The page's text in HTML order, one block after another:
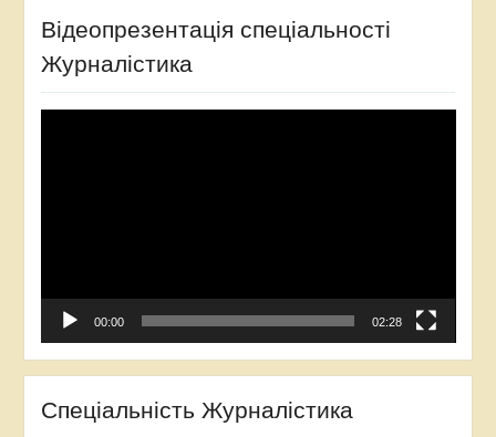
Відеопрезентація спеціальності
Журналістика
00:00 02:28
Спеціальність Журналістика